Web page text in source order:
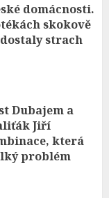
domácnosti.
skokově
strach
Dubajem a
Jiří
která
problém